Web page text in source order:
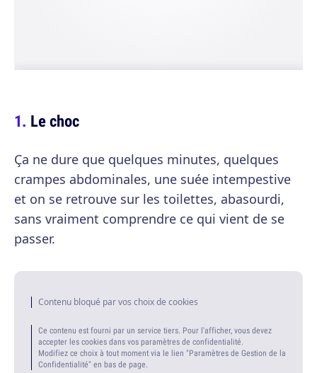
Le choc
Ça ne dure que quelques minutes, quelques
crampes abdominales, une suée intempestive
et on se retrouve sur les toilettes, abasourdi,
sans vraiment comprendre ce qui vient de se
passer.
Contenu bloqué par vos choix de cookies
Ce contenu est fourni par un service tiers. Pour l'afficher, vous devez
accepter les cookies dans vos paramètres de confidentialité.
Modifiez ce choix à tout moment via le lien "Paramètres de Gestion de la
Confidentialité" en bas de page.